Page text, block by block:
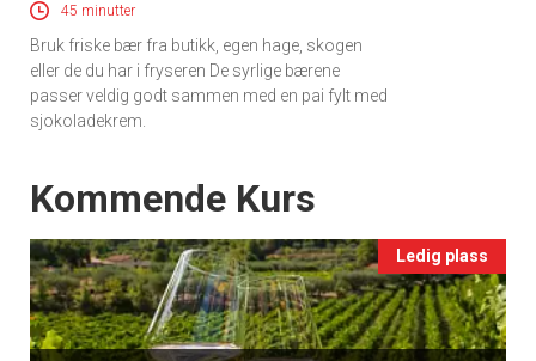
Registrer deg
45 minutter
Bruk friske bær fra butikk, egen hage, skogen
eller de du har i fryseren De syrlige bærene
passer veldig godt sammen med en pai fylt med
sjokoladekrem.
Events
Kommende Kurs
Ledig plass